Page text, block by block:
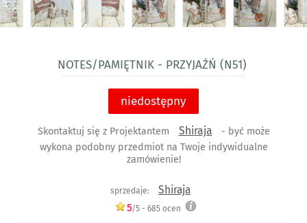
Notes/pamiętnik - przyjaźń (n51)
niedostępny
Skontaktuj się z Projektantem Shiraja
- być może
wykona podobny przedmiot na Twoje indywidualne
zamówienie!
sprzedaje: Shiraja
5/5 - 685 ocen